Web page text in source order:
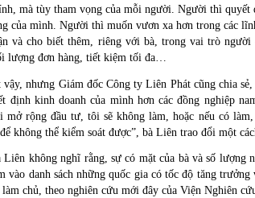
mà tùy tham vọng của mỗi người. Người thì quyết
của mình. Người thì muốn vươn xa hơn trong các
và cho biết thêm, riêng với bà, trong vai trò
lượng đơn hàng, tiết kiệm tối đa…
vậy, nhưng Giám đốc Công ty Liên Phát cũng chia
định kinh doanh của mình hơn các đồng nghiệp
mở rộng đầu tư, tôi sẽ không làm, hoặc nếu có
không thể kiểm soát được”, bà Liên trao đổi một
Liên không nghĩ rằng, sự có mặt của bà và số lượng
vào danh sách những quốc gia có tốc độ tăng
làm chủ, theo nghiên cứu mới đây của Viện Nghiên